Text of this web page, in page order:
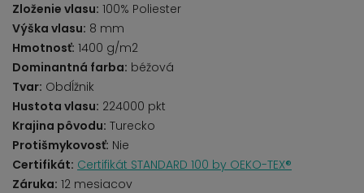
Zloženie vlasu: 100% Poliester
Výška vlasu: 8 mm
Hmotnosť: 1400 g/m2
Dominantná farba: béžová
Tvar: Obdĺžnik
Hustota vlasu: 224000 pkt
Krajina pôvodu: Turecko
Protišmykovosť: Nie
Certifikát: Certifikát STANDARD 100 by OEKO-TEX®
Záruka: 12 mesiacov